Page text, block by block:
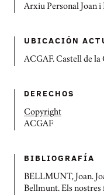
Arxiu Personal Joan
UBICACIÓN
ACGAF. Castell de la
DERECHOS
Copyright
ACGAF
BIBLIOGRAFÍ­A
BELLMUNT, Joan.
Bellmunt. Els nostres